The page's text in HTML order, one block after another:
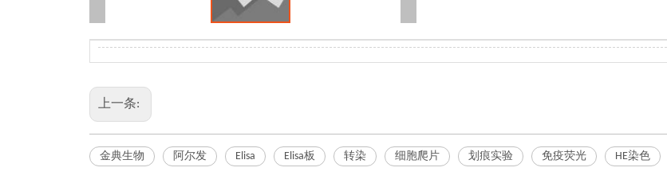
上一条:
金典生物 阿尔发 Elisa Elisa板 转染 细胞爬片 划痕实验 免疫荧光 HE染色